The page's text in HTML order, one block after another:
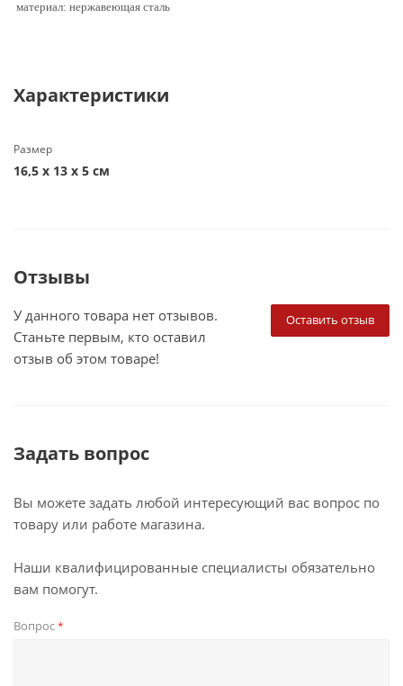
материал: нержавеющая сталь
Характеристики
Размер
16,5 х 13 х 5 см
Отзывы
Оставить отзыв
У данного товара нет отзывов.
Станьте первым, кто оставил
отзыв об этом товаре!
Задать вопрос
Вы можете задать любой интересующий вас вопрос по
товару или работе магазина.
Наши квалифицированные специалисты обязательно
вам помогут.
Вопрос*